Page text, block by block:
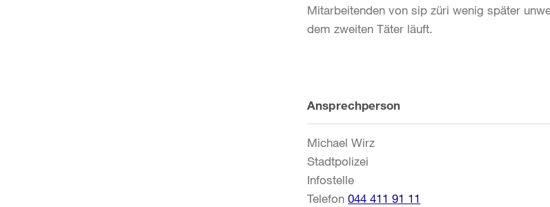
Mitarbeitenden von sip züri wenig später
dem zweiten Täter läuft.
Weitere
Informationen
Ansprechperson
Michael Wirz
Stadtpolizei
Infostelle
Telefon 044 411 91 11